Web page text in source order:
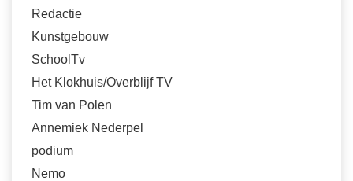
Redactie
Kunstgebouw
SchoolTv
Het Klokhuis/Overblijf TV
Tim van Polen
Annemiek Nederpel
podium
Nemo